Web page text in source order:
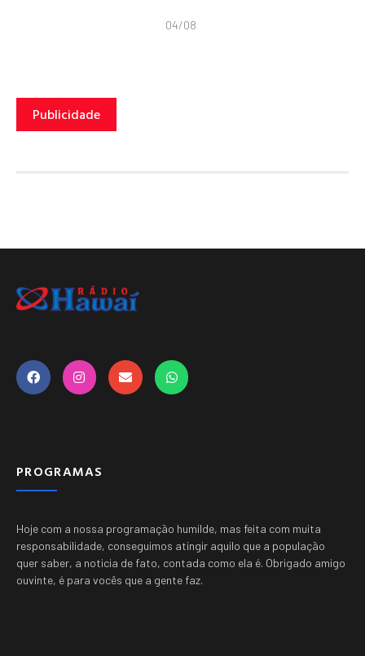
04/08
Publicidade
PROGRAMAS
Hoje com a nossa programação humilde, mas feita com muita
responsabilidade, conseguimos atingir aquilo que a população
quer saber, a noticia de fato, contada como ela é. Obrigado amigo
ouvinte, é para vocês que a gente faz.